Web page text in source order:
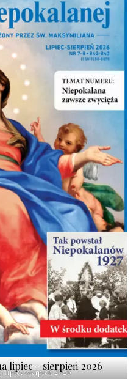
lipiec-sierpień 2026
lipiec - sierpień 2026